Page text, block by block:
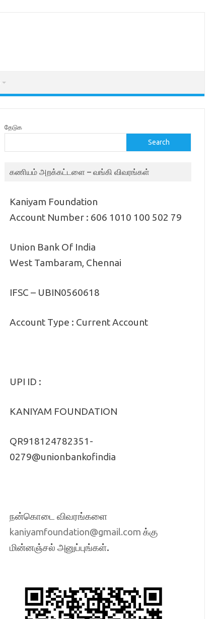
தேடுக
Search
கணியம் அறக்கட்டளை – வங்கி விவரங்கள்
Kaniyam Foundation
Account Number : 606 1010 100 502 79
Union Bank Of India
West Tambaram, Chennai
IFSC – UBIN0560618
Account Type : Current Account
UPI ID :
KANIYAM FOUNDATION
QR918124782351-
0279@unionbankofindia
நன்கொடை விவரங்களை
kaniyamfoundation@gmail.com க்கு
மின்னஞ்சல் அனுப்புங்கள்.